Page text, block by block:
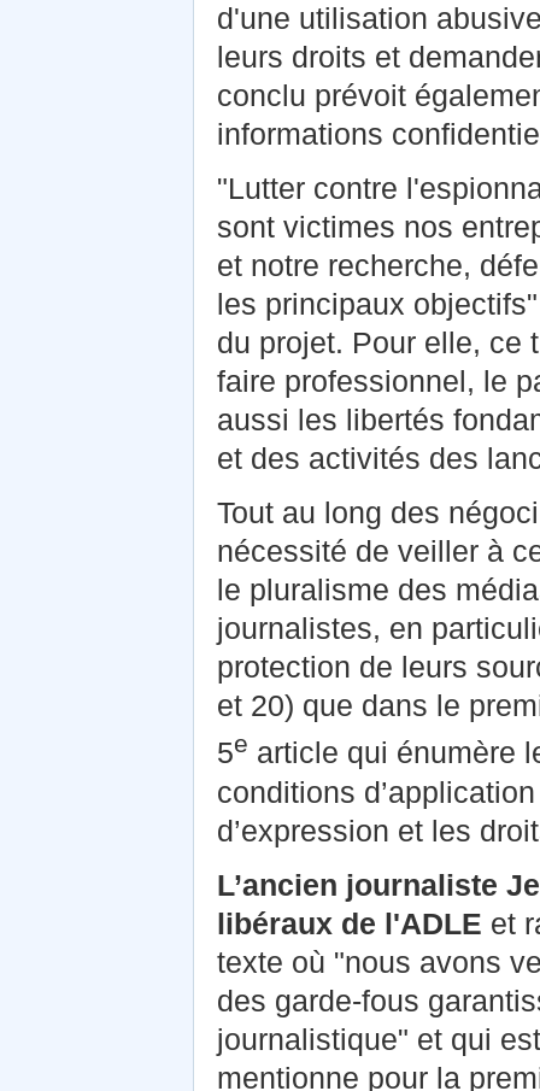
d'une utilisation
leurs droits et
conclu prévoit
informations
"Lutter contre
sont victimes nos
et notre recherche,
les principaux
du projet. Pour elle, ce
faire professionnel, le
aussi les libertés
et des activités des
Tout au long des
nécessité de veiller à
le pluralisme des
journalistes, en
protection de leurs
et 20) que dans le
5e article qui énumère
conditions
d’expression et les
L’ancien journaliste
libéraux de l'ADLE et
texte où "nous avons
des garde-fous
journalistique" et qui
mentionne pour la